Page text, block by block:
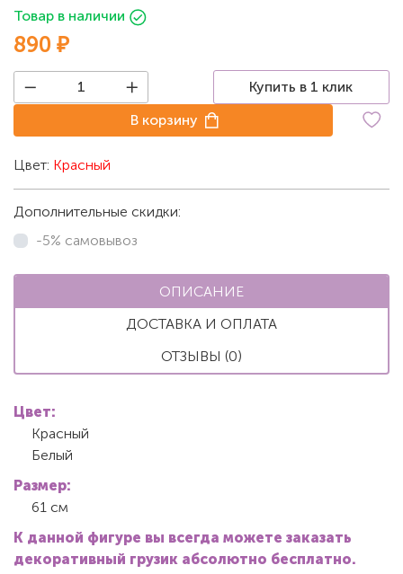
Товар в наличии
890 ₽
Купить в 1 клик
В корзину
Цвет: Красный
Дополнительные скидки:
-5% самовывоз
ОПИСАНИЕ
ДОСТАВКА И ОПЛАТА
ОТЗЫВЫ (0)
Цвет:
Красный
Белый
Размер:
61 см
К данной фигуре вы всегда можете заказать
декоративный грузик абсолютно бесплатно.